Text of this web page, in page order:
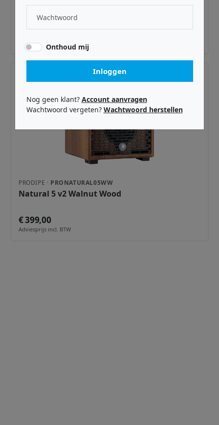
NATURAL 6 v2 WALNUT WOOD
€ 649,00
Adviesprijs incl. BTW
PRODIPE · PRONATURAL05WW
Natural 5 v2 Walnut Wood
€ 399,00
Adviesprijs incl. BTW
Onthoud mij
Inloggen
Nog geen klant? Account aanvragen
Wachtwoord vergeten? Wachtwoord herstellen